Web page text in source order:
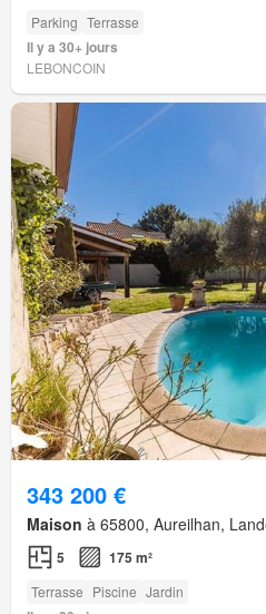
Parking Terrasse
Il y a 30+ jours
LEBONCOIN
343 200 €
Maison à 65800, Aureilhan,
5 175 m²
Terrasse Piscine Jardin